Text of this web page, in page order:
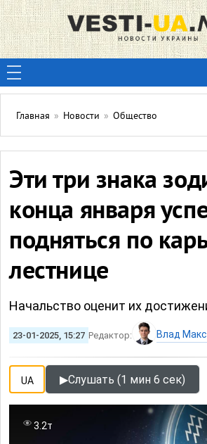
Главная » Новости » Общество
Эти три знака
конца января
подняться по
лестнице
Начальство оценит их
23-01-2025, 15:27 Редактор: Влад
UA ▶Слушать (1 мин 6 сек)
3.2т